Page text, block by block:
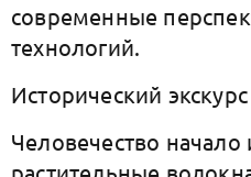
современные
технологий.
Исторический экскурс
Человечество начало